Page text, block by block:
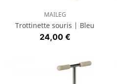
MAILEG
Trottinette souris | Bleu
Prix
24,00 €